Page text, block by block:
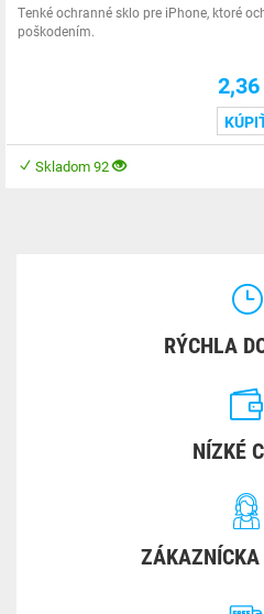
Tenké ochranné sklo pre iPhone, ktoré
poškodením.
2,36
Skladom 92
RÝCHLA
NÍZKÉ
ZÁKAZNÍCKA